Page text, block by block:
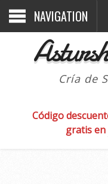
NAVIGATION
Cría de
Código
gratis en